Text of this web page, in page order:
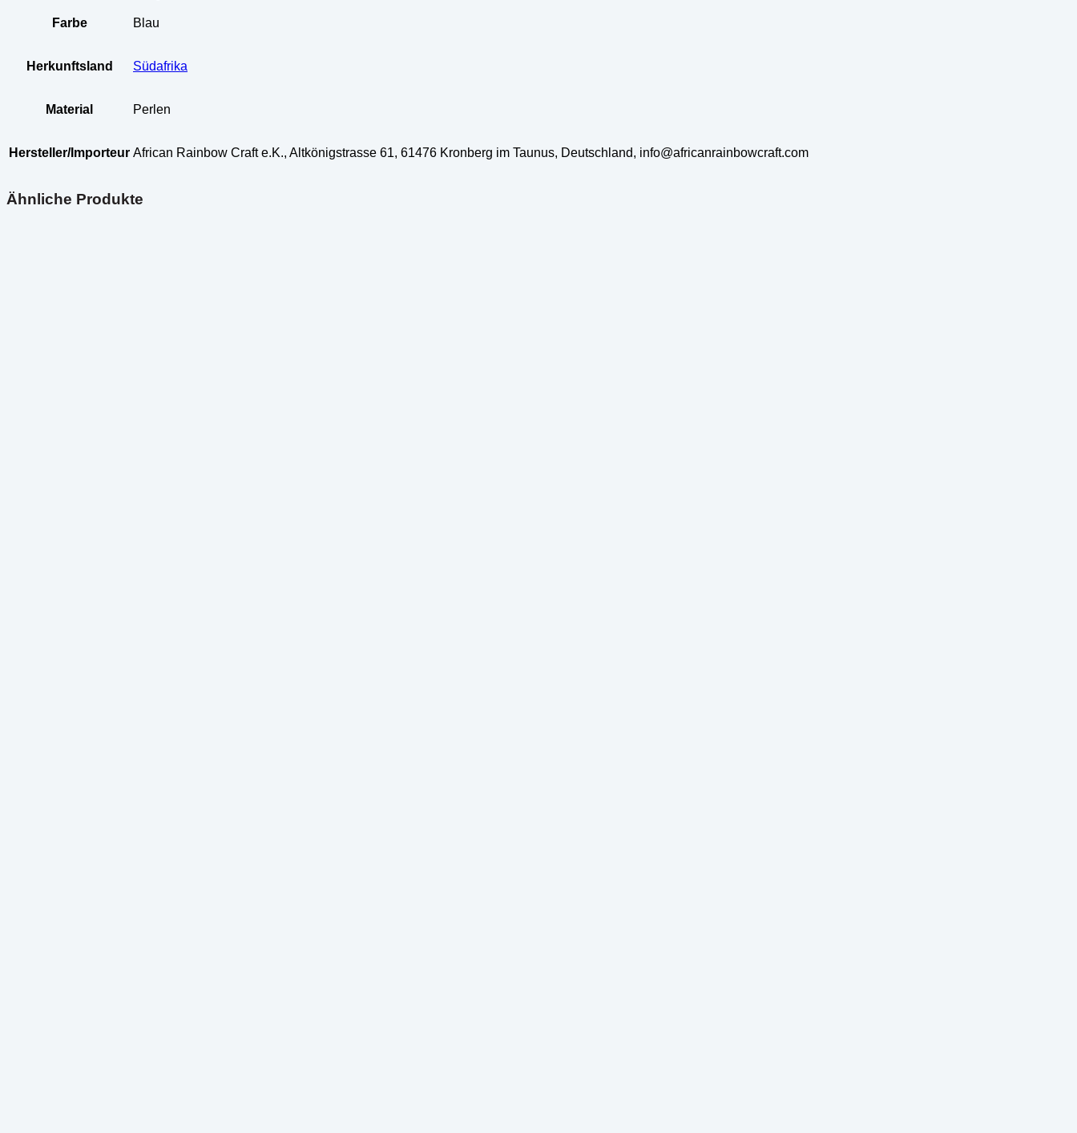
Farbe Blau
Herkunftsland Südafrika
Material Perlen
Hersteller/Importeur African Rainbow Craft e.K., Altkönigstrasse 61, 61476 Kronberg im Taunus, Deutschland, info@africanrainbowcraft.com
Ähnliche Produkte